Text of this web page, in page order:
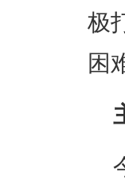
极
困